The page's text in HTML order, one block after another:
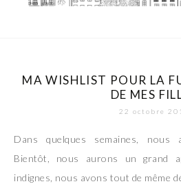
MA WISHLIST POUR LA
DE MES
22 octobre
Dans quelques semaines, nous
Bientôt, nous aurons un grand
indignes, nous avons tout de même